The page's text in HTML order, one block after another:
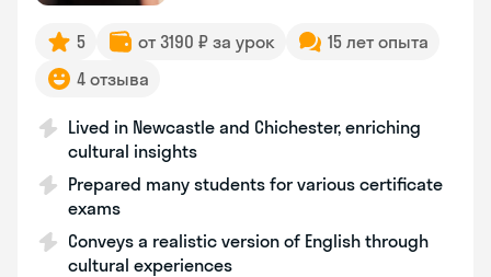
5 от 3190 ₽ за урок
15 лет опыта
4 отзыва
Lived in Newcastle and Chichester, enriching
cultural insights
Prepared many students for various certificate
exams
Conveys a realistic version of English through
cultural experiences